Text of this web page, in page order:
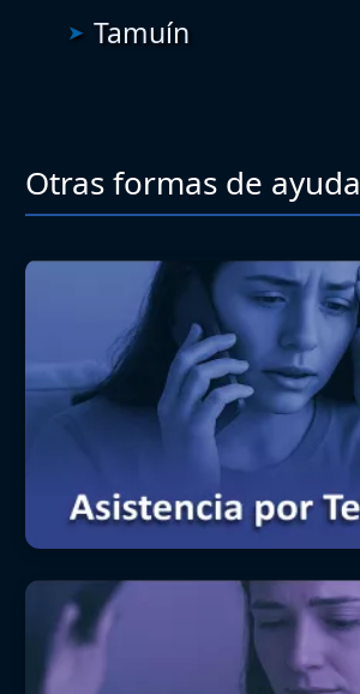
Tamuín
Otras formas de ayuda